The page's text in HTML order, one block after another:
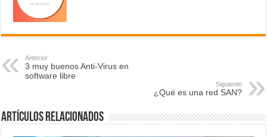
Anterior
3 muy buenos Anti-Virus en
software libre
Siguiente
¿Qué es una red SAN?
Artículos relacionados